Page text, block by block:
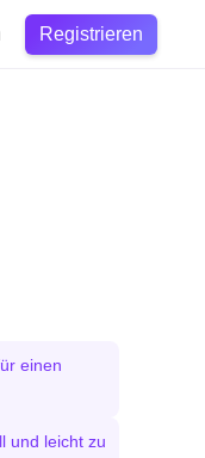
Registrieren
einen
und leicht zu